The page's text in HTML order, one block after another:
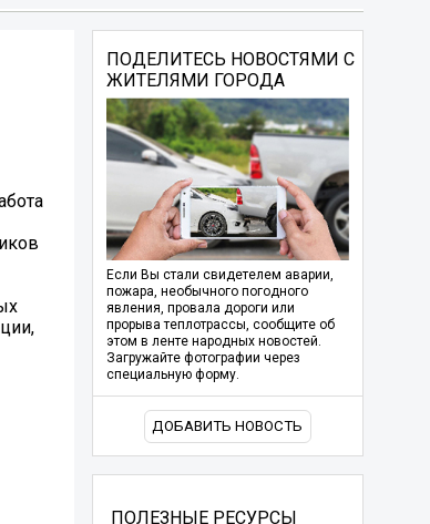
ПОДЕЛИТЕСЬ НОВОСТЯМИ С
ЖИТЕЛЯМИ ГОРОДА
Если Вы стали свидетелем аварии,
пожара, необычного погодного
явления, провала дороги или
прорыва теплотрассы, сообщите об
этом в ленте народных новостей.
Загружайте фотографии через
специальную форму.
ДОБАВИТЬ НОВОСТЬ
ПОЛЕЗНЫЕ РЕСУРСЫ